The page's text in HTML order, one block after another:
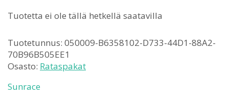
Tuotetta ei ole tällä hetkellä saatavilla
Tuotetunnus: 050009-B6358102-D733-44D1-88A2-
70B96B505EE1
Osasto: Rataspakat
Sunrace